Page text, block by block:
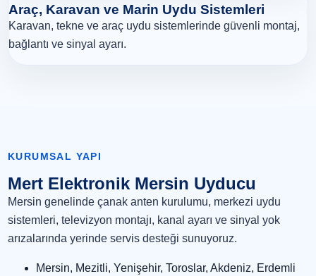
Araç, Karavan ve Marin Uydu Sistemleri
Karavan, tekne ve araç uydu sistemlerinde güvenli montaj,
bağlantı ve sinyal ayarı.
KURUMSAL YAPI
Mert Elektronik Mersin Uyducu
Mersin genelinde çanak anten kurulumu, merkezi uydu
sistemleri, televizyon montajı, kanal ayarı ve sinyal yok
arızalarında yerinde servis desteği sunuyoruz.
Mersin, Mezitli, Yenişehir, Toroslar, Akdeniz, Erdemli